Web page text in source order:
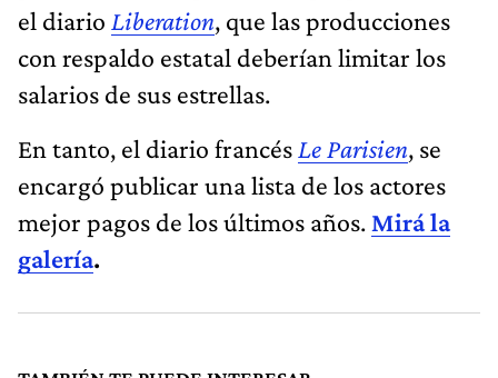
el diario Liberation, que las producciones
con respaldo estatal deberían limitar los
salarios de sus estrellas.
En tanto, el diario francés Le Parisien, se
encargó publicar una lista de los actores
mejor pagos de los últimos años. Mirá la
galería.